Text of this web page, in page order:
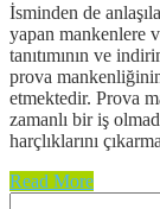
İsminden de
yapan mankenlere
tanıtımının ve
prova
etmektedir. Prova
zamanlı bir iş
harçlıklarını
Read More